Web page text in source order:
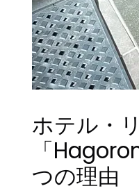
ホテル・
「
つの理由